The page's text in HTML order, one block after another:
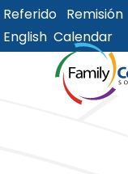
Referido Remisión
Calendar
English